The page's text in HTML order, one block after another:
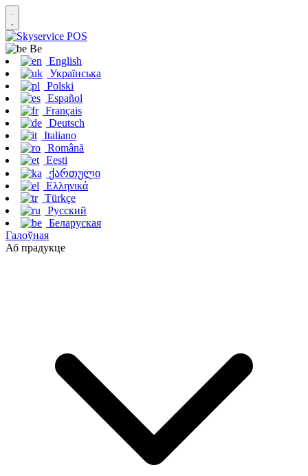
Be
English
Українська
Polski
Español
Français
Deutsch
Italiano
Română
Eesti
ქართული
Ελληνικά
Türkçe
Русский
Беларуская
Галоўная
Аб прадукце